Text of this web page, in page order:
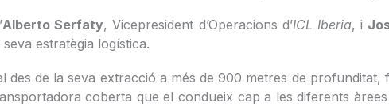
Alberto Serfaty, Vicepresident d’Operacions d’ICL Iberia, i
estratègia logística.
de la seva extracció a més de 900 metres de profunditat,
coberta que el condueix cap a les diferents